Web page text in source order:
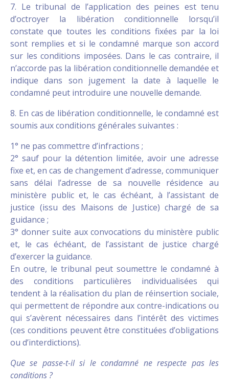
7. Le tribunal de l’application des peines est tenu
d’octroyer la libération conditionnelle lorsqu’il
constate que toutes les conditions fixées par la loi
sont remplies et si le condamné marque son accord
sur les conditions imposées. Dans le cas contraire, il
n’accorde pas la libération conditionnelle demandée et
indique dans son jugement la date à laquelle le
condamné peut introduire une nouvelle demande.
8. En cas de libération conditionnelle, le condamné est
soumis aux conditions générales suivantes :
1° ne pas commettre d’infractions ;
2° sauf pour la détention limitée, avoir une adresse
fixe et, en cas de changement d’adresse, communiquer
sans délai l’adresse de sa nouvelle résidence au
ministère public et, le cas échéant, à l’assistant de
justice (issu des Maisons de Justice) chargé de sa
guidance ;
3° donner suite aux convocations du ministère public
et, le cas échéant, de l’assistant de justice chargé
d’exercer la guidance.
En outre, le tribunal peut soumettre le condamné à
des conditions particulières individualisées qui
tendent à la réalisation du plan de réinsertion sociale,
qui permettent de répondre aux contre-indications ou
qui s’avèrent nécessaires dans l’intérêt des victimes
(ces conditions peuvent être constituées d’obligations
ou d’interdictions).
Que se passe-t-il si le condamné ne respecte pas les
conditions ?